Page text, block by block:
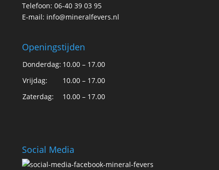
Telefoon: 06-40 39 03 95
E-mail: info@mineralfevers.nl
Openingstijden
Donderdag: 10.00 – 17.00
Vrijdag:
10.00 – 17.00
Zaterdag:
10.00 – 17.00
Social Media